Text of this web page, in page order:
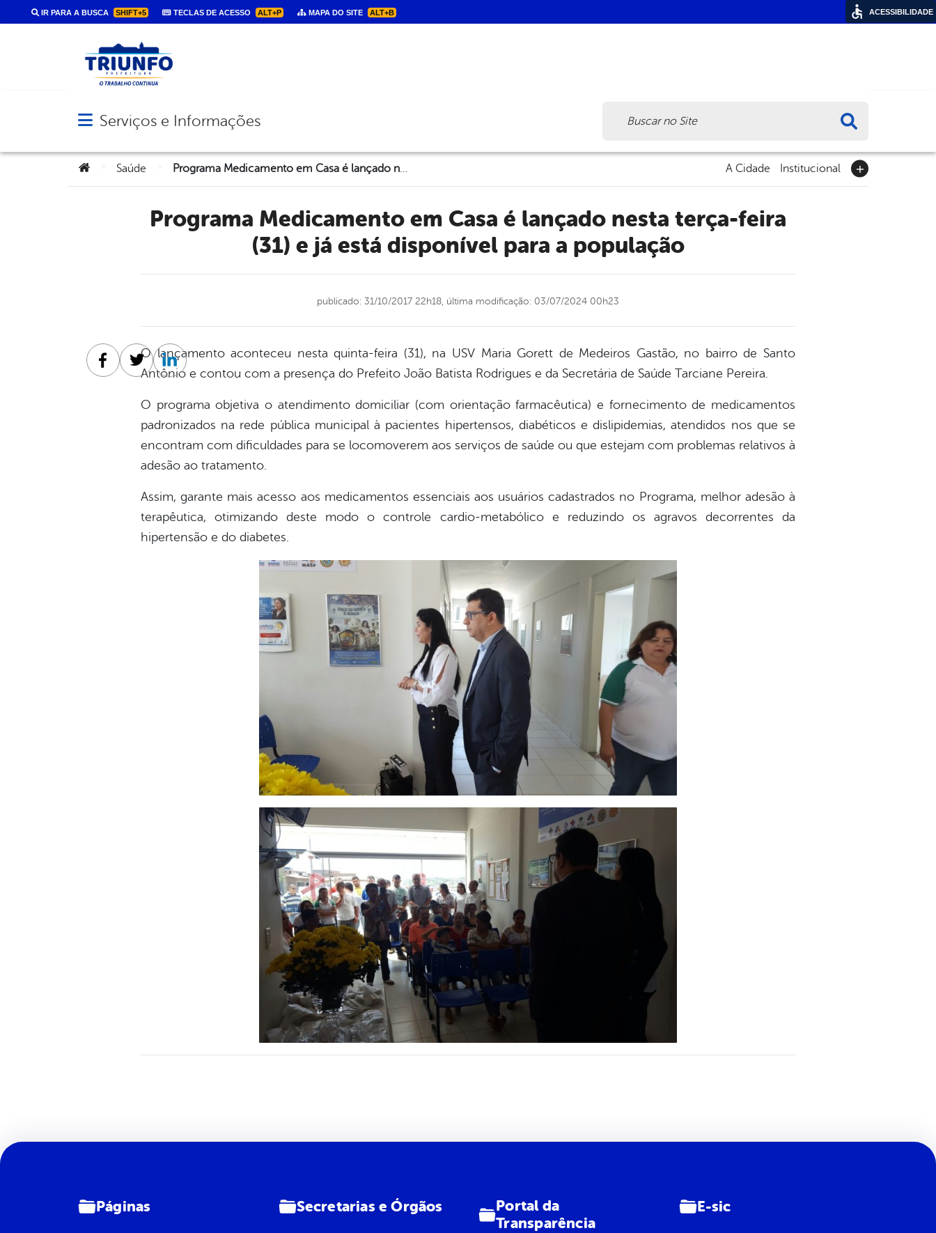
IR PARA A BUSCA SHIFT+5 TECLAS DE ACESSO ALT+P MAPA DO SITE ALT+B
Abrir menu principal de navegação
Serviços e Informações
Você está aqui:
Saúde Programa Medicamento em Casa é lançado nesta terça-feira (31) e já está disponível para a população A Cidade Institucional
Programa Medicamento em Casa é lançado nesta terça-feira
(31) e já está disponível para a população
publicado: 31/10/2017 22h18, última modificação: 03/07/2024 00h23
O lançamento aconteceu nesta quinta-feira (31), na USV Maria Gorett de Medeiros Gastão, no bairro de Santo
Antônio e contou com a presença do Prefeito João Batista Rodrigues e da Secretária de Saúde Tarciane Pereira.
O programa objetiva o atendimento domiciliar (com orientação farmacêutica) e fornecimento de medicamentos
padronizados na rede pública municipal à pacientes hipertensos, diabéticos e dislipidemias, atendidos nos que se
encontram com dificuldades para se locomoverem aos serviços de saúde ou que estejam com problemas relativos à
adesão ao tratamento.
Assim, garante mais acesso aos medicamentos essenciais aos usuários cadastrados no Programa, melhor adesão à
terapêutica, otimizando deste modo o controle cardio-metabólico e reduzindo os agravos decorrentes da
hipertensão e do diabetes.
Facebook
TwitterLinkedin
Páginas Secretarias e Órgãos
Portal da
Transparência
E-sic
ACESSIBILIDADE